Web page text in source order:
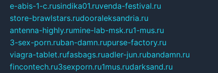
e-abis-1-c.rusindika01.ruvenda-festival.ru
store-brawlstars.rudooraleksandria.ru
antenna-highly.rumine-lab-msk.ru1-mus.ru
3-sex-porn.ruban-damn.rupurse-factory.ru
viagra-tablet.rufasbags.ruadler-jun.rubandamn.ru
fincontech.ru3sexporn.ru1mus.rudarksand.ru